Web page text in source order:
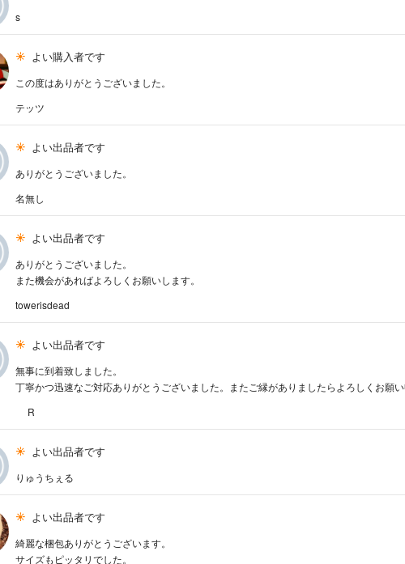
s
よい購入者です
この度はありがとうございました。
テッツ
よい出品者です
ありがとうございました。
名無し
よい出品者です
ありがとうございました。
また機会があればよろしくお願いします。
towerisdead
よい出品者です
無事に到着致しました。
丁寧かつ迅速なご対応ありがとうございました。またご縁がありましたらよろしくお願い
R
よい出品者です
りゅうちぇる
よい出品者です
綺麗な梱包ありがとうございます。
サイズもピッタリでした。